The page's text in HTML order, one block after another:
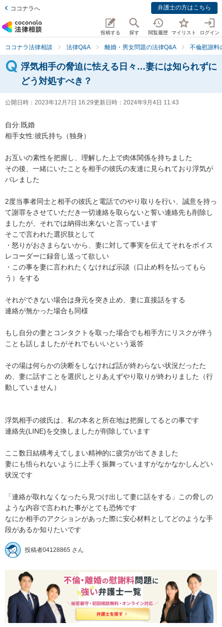
ココナラへ 弁護士の方はこちら
投稿する 探す 閲覧履歴 マイリスト ログイン
ココナラ法律相談 法律Q&A 離婚・男女問題の法律Q&A 不倫慰謝料
浮気相手の脅迫に怯える日々…妻には知られずに
どう対処すべき？
公開日時： 2023年12月7日 16:29更新日時： 2024年9月4日 11:43
自分:既婚
相手女性:彼氏持ち（独身）
お互いの素性を把握し、理解した上で肉体関係を持ちました
その後、一緒にいたことを相手の彼氏の友達に見られており浮気が
バレました
2度当事者同士と相手の彼氏と電話でのやり取りを行い、誠意を持っ
て謝罪をさせていただき一切連絡を取らないと誓い連絡先も削除し
ましたが、それでは納得出来ないと言っています
そこで言われた選択肢として
・怒りがおさまらないから、妻に対して事実を伝えてそれをボイス
レコーダーに録音し送って欲しい
・この事を妻に言われたくなければ示談（口止め料を払ってもら
う）をする
それができない場合は身元を突き止め、妻に直接話をする
連絡が無かった場合も同様
もし自分の妻とコンタクトを取った場合でも相手方にリスクが伴う
ことも話しましたがそれでもいいという返答
その場は何らかの決断をしなければ話が終わらない状況だったた
め、妻に話すことを選択しとりあえずやり取りが終わりました（行
動していません）
浮気相手の彼氏は、私の本名と所在地は把握してるとの事です
連絡先(LINE)を交換しましたが削除しています
ここ数日結構考えてしまい精神的に疲労が出てきました
妻にも悟られないように上手く振舞っていますがなかなかしんどい
状況です
「連絡が取れなくなったら見つけ出して妻に話をする」この脅しの
ような内容で言われた事がとても恐怖です
なにか相手のアクションがあった際に安心材料としてどのような手
段があるか知りたいです
投稿者04128865 さん